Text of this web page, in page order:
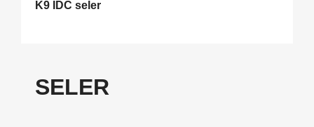
K9 IDC seler
SELER